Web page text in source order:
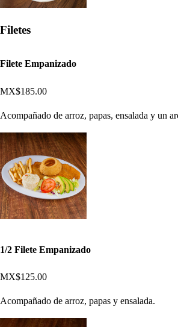
Filetes
Filete Empanizado
MX$185.00
Acompañado de arroz, papas, ensalada y un
1/2 Filete Empanizado
MX$125.00
Acompañado de arroz, papas y ensalada.